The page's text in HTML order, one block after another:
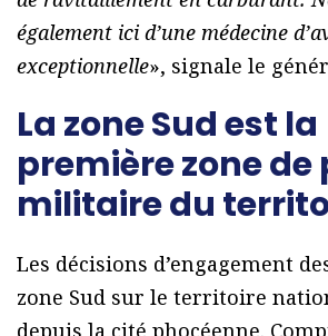
également ici d’une médecine
exceptionnelle», signale le
La zone Sud est la
première zone de
militaire du
Les décisions d’engagement
zone Sud sur le territoire
depuis la cité phocéenne.